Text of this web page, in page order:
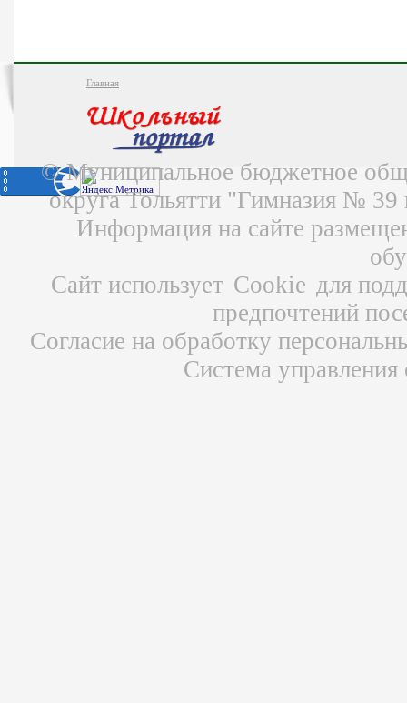
Главная
© Муниципальное бюджетное
округа Тольятти "Гимназия №
Информация на сайте
Сайт использует Cookie для
предпочтений
Согласие на обработку
Система